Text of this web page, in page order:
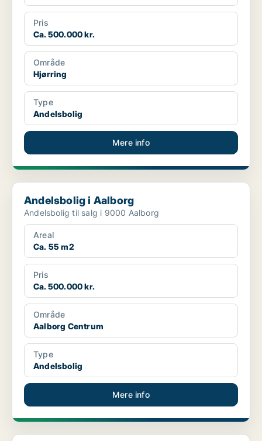
Pris
Ca. 500.000 kr.
Område
Hjørring
Type
Andelsbolig
Mere info
Andelsbolig i Aalborg
Andelsbolig i Aalborg
Andelsbolig til salg i 9000 Aalborg
Areal
Ca. 55 m2
Pris
Ca. 500.000 kr.
Område
Aalborg Centrum
Type
Andelsbolig
Mere info